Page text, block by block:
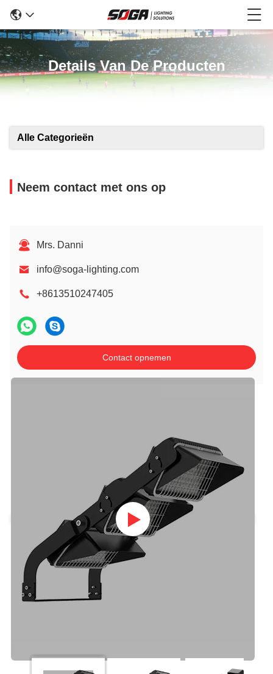
Details Van De Producten
Alle Categorieën
Neem contact met ons op
Mrs. Danni
info@soga-lighting.com
+8613510247405
Contact opnemen